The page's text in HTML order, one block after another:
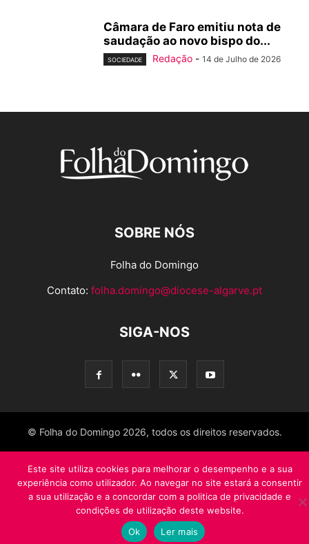
Câmara de Faro emitiu nota de
saudação ao novo bispo do...
SOCIEDADE Redação - 14 de Julho de 2026
SOBRE NÓS
Folha do Domingo
Contato: folha.domingo@diocese-algarve.pt
SIGA-NOS
© Folha do Domingo 2026, todos os direitos reservados.
Este site utiliza cookies para melhorar o desempenho e a sua
experiência como utilizador. Ao navegar no site estará a consentir
a sua utilização e a concordar com a politica de privacidade e
condições de utilização deste website.
Ok
Ler mais